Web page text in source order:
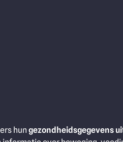
hun gezondheidsgegevens